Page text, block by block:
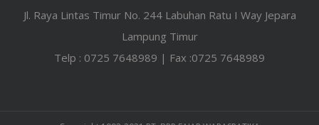
Jl. Raya Lintas Timur No. 244 Labuhan Ratu I Way Jepara
Lampung Timur
Telp : 0725 7648989 | Fax :0725 7648989